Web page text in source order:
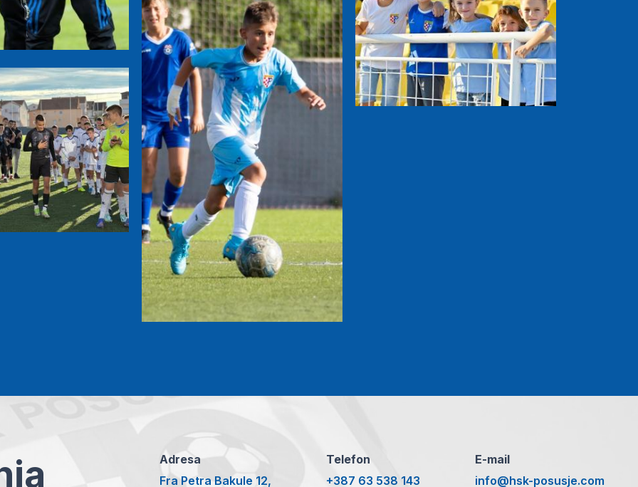
Adresa
Fra Petra Bakule 12,
Telefon
+387 63 538 143
E-mail
info@hsk-posusje.com